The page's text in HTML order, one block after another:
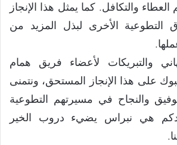
والتكافل. كما يمثل هذا الإنجاز
التطوعية الأخرى لبذل المزيد من
والتبريكات لأعضاء فريق همام
على هذا الإنجاز المستحق، ونتمنى
والنجاح في مسيرتهم التطوعية
هي نبراس يضيء دروب الخير